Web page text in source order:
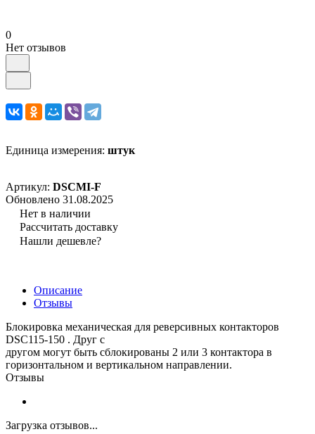
0
Нет отзывов
Единица измерения: штук
Артикул: DSCMI-F
Обновлено 31.08.2025
Нет в наличии
Рассчитать доставку
Нашли дешевле?
Описание
Отзывы
Блокировка механическая для реверсивных контакторов
DSC115-150 . Друг с
другом могут быть сблокированы 2 или 3 контактора в
горизонтальном и вертикальном направлении.
Отзывы
Загрузка отзывов...